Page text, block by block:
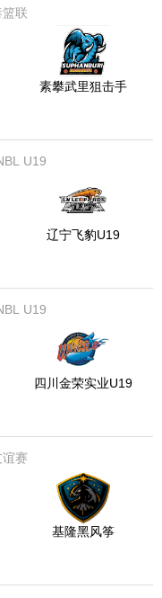
篮联
素攀武里狙击手
U19
辽宁飞豹U19
U19
四川金荣实业U19
谊赛
基隆黑风筝